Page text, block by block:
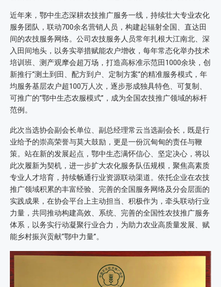
近年来，鄂中生态深耕农技推广服务一线，持续壮大专业农化
服务团队，联动700余名营销人员，构建起辐射全国、直达田
间的农技服务网络。公司农技服务人员常年扎根大江南北、深
入田间地头，以务实举措赋能农户增收，每年常态化举办技术
培训班、测产观摩会超万场，打造高标准示范田1000余块，创
新推行“测土到田、配方到户、定制方案”的精准服务模式，年
均服务基层农户超100万人次，逐步形成独具特色、可复制、
可推广的“鄂中生态农服模式”，成为全国农技推广领域的标杆
范例。
此次当选协会副会长单位、副总经理常云当选副会长，既是行
业给予的崇高荣誉与莫大鼓励，更是一份沉甸甸的责任与鞭
策。站在新的发展起点，鄂中生态满怀信心、坚定决心，将以
此次履新为契机，进一步扩大农化服务队伍规模，聚焦高素质
专业人才培育，持续畅通行业资源联动渠道。依托企业在农技
推广领域积累的丰富经验、完善的全国服务网络及分会层面的
实践成果，在协会平台上主动担当、积极作为，牵头联动行业
力量，共同推动构建高效、系统、完善的全国性农技推广服务
体系，以务实行动凝聚行业合力，为助力农业高质量发展、赋
能乡村振兴贡献“鄂中力量”。